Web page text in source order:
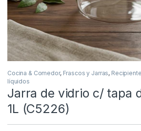
Cocina & Comedor, Frascos y Jarras,
líquidos
Jarra de vidrio c/ tapa
1L (C5226)